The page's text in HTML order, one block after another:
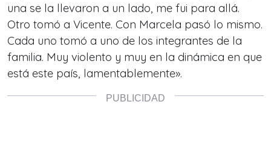
una se la llevaron a un lado, me fui para allá.
Otro tomó a Vicente. Con Marcela pasó lo mismo.
Cada uno tomó a uno de los integrantes de la
familia. Muy violento y muy en la dinámica en que
está este país, lamentablemente».